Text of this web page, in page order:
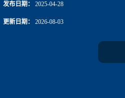
发布日期： 2025-04-28
更新日期： 2026-08-03